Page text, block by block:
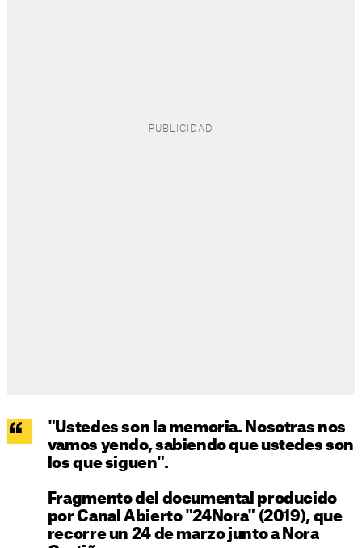
"Ustedes son la memoria. Nosotras nos
vamos yendo, sabiendo que ustedes son
los que siguen".
Fragmento del documental producido
por Canal Abierto "24Nora" (2019), que
recorre un 24 de marzo junto a Nora